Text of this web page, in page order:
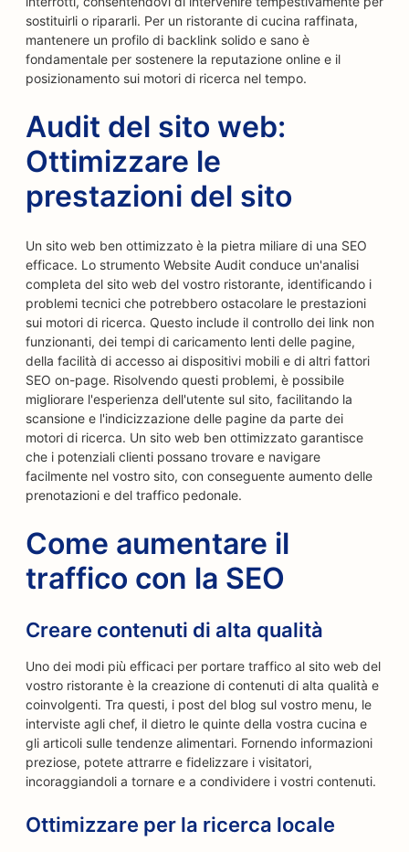
sostituirli o ripararli. Per un ristorante di cucina raffinata,
mantenere un profilo di backlink solido e sano è
fondamentale per sostenere la reputazione online e il
posizionamento sui motori di ricerca nel tempo.
Audit del sito web:
Ottimizzare le
prestazioni del sito
Un sito web ben ottimizzato è la pietra miliare di una SEO
efficace. Lo strumento Website Audit conduce un'analisi
completa del sito web del vostro ristorante, identificando i
problemi tecnici che potrebbero ostacolare le prestazioni
sui motori di ricerca. Questo include il controllo dei link non
funzionanti, dei tempi di caricamento lenti delle pagine,
della facilità di accesso ai dispositivi mobili e di altri fattori
SEO on-page. Risolvendo questi problemi, è possibile
migliorare l'esperienza dell'utente sul sito, facilitando la
scansione e l'indicizzazione delle pagine da parte dei
motori di ricerca. Un sito web ben ottimizzato garantisce
che i potenziali clienti possano trovare e navigare
facilmente nel vostro sito, con conseguente aumento delle
prenotazioni e del traffico pedonale.
Come aumentare il
traffico con la SEO
Creare contenuti di alta qualità
Uno dei modi più efficaci per portare traffico al sito web del
vostro ristorante è la creazione di contenuti di alta qualità e
coinvolgenti. Tra questi, i post del blog sul vostro menu, le
interviste agli chef, il dietro le quinte della vostra cucina e
gli articoli sulle tendenze alimentari. Fornendo informazioni
preziose, potete attrarre e fidelizzare i visitatori,
incoraggiandoli a tornare e a condividere i vostri contenuti.
Ottimizzare per la ricerca locale